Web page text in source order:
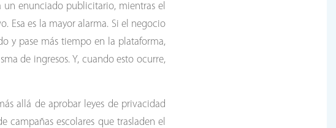
enunciado publicitario, mientras el
Esa es la mayor alarma. Si el negocio
y pase más tiempo en la plataforma,
de ingresos. Y, cuando esto ocurre,
allá de aprobar leyes de privacidad
campañas escolares que trasladen el